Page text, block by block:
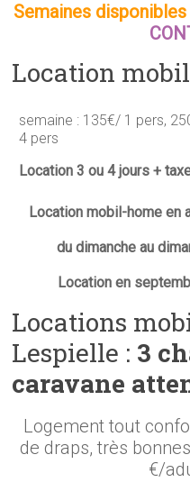
Semaines
Location
semaine : 135€/ 1 pers,
4 pers
Location 3 ou 4 jours +
Location mobil-home en
du dimanche au
Location en
Locations
Lespielle : 3
caravane
Logement tout
de draps, très
€/